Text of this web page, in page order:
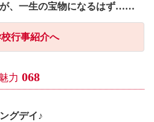
、一生の宝物になるはず……
行事紹介へ
力 068
グデイ♪